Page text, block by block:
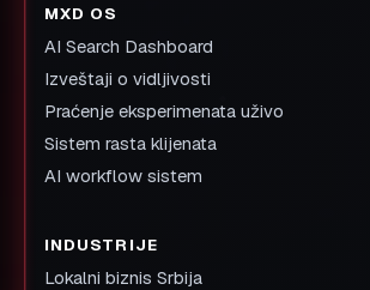
MXD OS
AI Search Dashboard
Izveštaji o vidljivosti
Praćenje eksperimenata uživo
Sistem rasta klijenata
AI workflow sistem
INDUSTRIJE
Lokalni biznis Srbija